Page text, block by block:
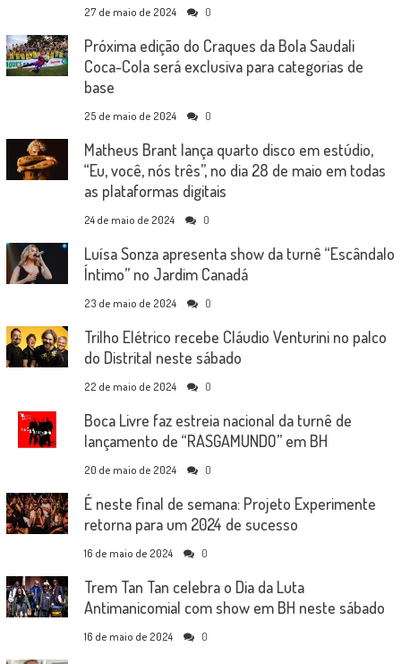
27 de maio de 2024 0
Próxima edição do Craques da Bola Saudali
Coca-Cola será exclusiva para categorias de
base
25 de maio de 2024 0
Matheus Brant lança quarto disco em estúdio,
“Eu, você, nós três”, no dia 28 de maio em todas
as plataformas digitais
24 de maio de 2024 0
Luísa Sonza apresenta show da turnê “Escândalo
Íntimo” no Jardim Canadá
23 de maio de 2024 0
Trilho Elétrico recebe Cláudio Venturini no palco
do Distrital neste sábado
22 de maio de 2024 0
Boca Livre faz estreia nacional da turnê de
lançamento de “RASGAMUNDO” em BH
20 de maio de 2024 0
É neste final de semana: Projeto Experimente
retorna para um 2024 de sucesso
16 de maio de 2024 0
Trem Tan Tan celebra o Dia da Luta
Antimanicomial com show em BH neste sábado
16 de maio de 2024 0